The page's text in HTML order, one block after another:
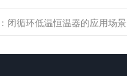
闭循环低温恒温器的应用场景